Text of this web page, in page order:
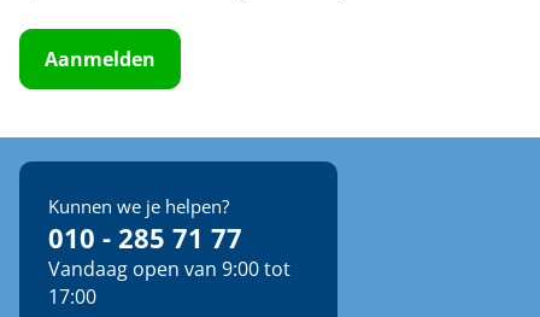
Aanmelden
Kunnen we je helpen?
010 - 285 71 77
Vandaag open van 9:00 tot
17:00